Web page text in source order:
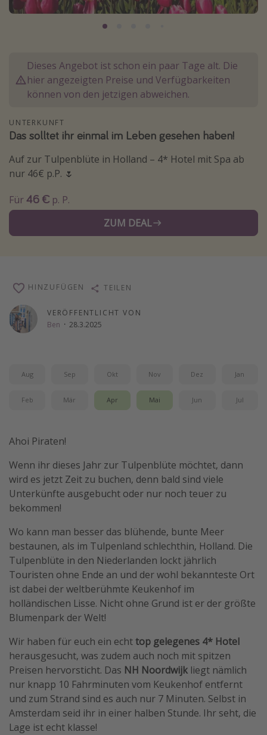
Normandie Urlaub
Kefalonia Urlaub
Krabi Urlaub
Sri Lanka Rundreise
Reisethemen
Alle Reisethemen
Wochenendtrip
Singlereisen
Strandurlaub
Hotels in Amsterdam
Hotels am Achensee
Familienurlaub in der Türkei
Rundreisen in Thailand
Bahnreisen in der Schweiz
Reisepassfreie Reiseziele
Travel Know How
Silvesterreisen
Last Minute Urlaub Mallorca
Last Minute Urlaub Deutschland
Dieses Angebot ist schon ein paar Tage alt. Die
hier angezeigten Preise und Verfügbarkeiten
können von den jetzigen abweichen.
UNTERKUNFT
Das solltet ihr einmal im Leben gesehen haben!
Auf zur Tulpenblüte in Holland – 4* Hotel mit Spa ab
nur 46€ p.P. 🌷
Für46 € p. P.
ZUM DEAL
VERÖFFENTLICHT VON
Ben · 28.3.2025
HINZUFÜGEN TEILEN
Aug Sep Okt Nov Dez Jan
Feb Mär Apr Mai Jun Jul
Ahoi Piraten!
Wenn ihr dieses Jahr zur Tulpenblüte möchtet, dann
wird es jetzt Zeit zu buchen, denn bald sind viele
Unterkünfte ausgebucht oder nur noch teuer zu
bekommen!
Wo kann man besser das blühende, bunte Meer
bestaunen, als im Tulpenland schlechthin, Holland. Die
Tulpenblüte in den Niederlanden lockt jährlich
Touristen ohne Ende an und der wohl bekannteste Ort
ist dabei der weltberühmte Keukenhof im
holländischen Lisse. Nicht ohne Grund ist er der größte
Blumenpark der Welt!
Wir haben für euch ein echttop gelegenes 4* Hotel
herausgesucht, was zudem auch noch mit spitzen
Preisen hervorsticht. Das NH Noordwijk liegt nämlich
nur knapp 10 Fahrminuten vom Keukenhof entfernt
und zum Strand sind es auch nur 7 Minuten. Selbst in
Amsterdam seid ihr in einer halben Stunde. Ihr seht, die
Lage ist echt klasse!